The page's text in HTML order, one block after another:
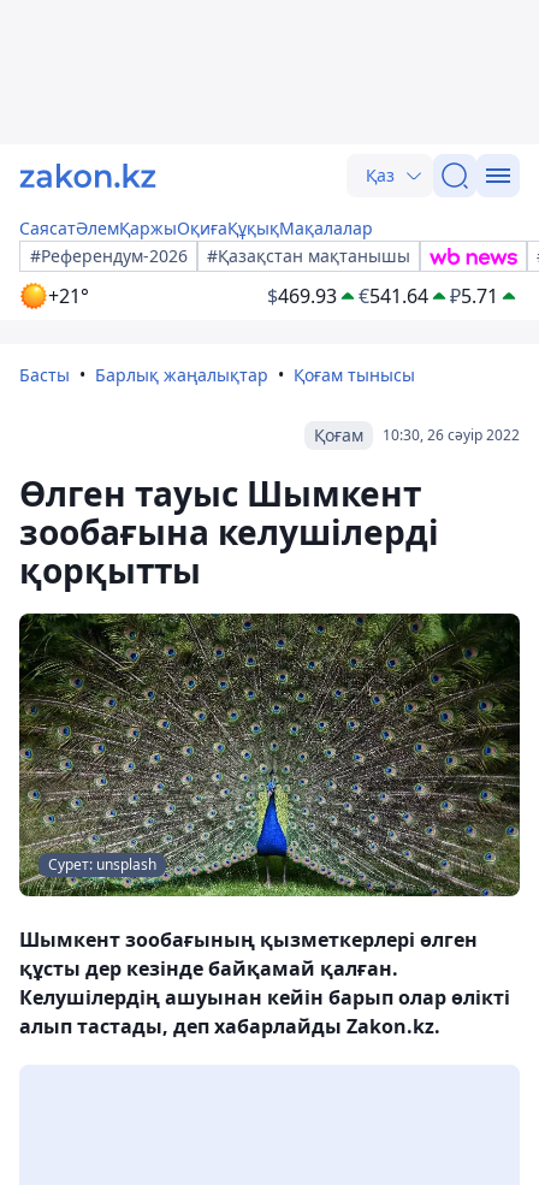
Қаз
СаясатӘлемҚаржыОқиғаҚұқықМақалалар
#Референдум-2026
#Қазақстан мақтанышы
+21° $469.93 €541.64 ₽5.71
Басты Барлық жаңалықтар Қоғам тынысы
10:30, 26 сәуір 2022
Қоғам
Өлген тауыс Шымкент
зообағына келушілерді
қорқытты
Сурет: unsplash
Шымкент зообағының қызметкерлері өлген
құсты дер кезінде байқамай қалған.
Келушілердің ашуынан кейін барып олар өлікті
алып тастады, деп хабарлайды Zakon.kz.